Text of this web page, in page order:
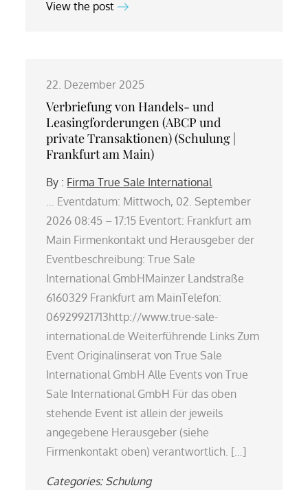
View the post
22. Dezember 2025
Verbriefung von Handels- und
Leasingforderungen (ABCP und
private Transaktionen) (Schulung |
Frankfurt am Main)
By : Firma True Sale International
… Eventdatum: Mittwoch, 02. September
2026 08:45 – 17:15 Eventort: Frankfurt am
Main Firmenkontakt und Herausgeber der
Eventbeschreibung: True Sale
International GmbHMainzer Landstraße
6160329 Frankfurt am MainTelefon:
06929921713http://www.true-sale-
international.de Weiterführende Links Zum
Event Originalinserat von True Sale
International GmbH Alle Events von True
Sale International GmbH Für das oben
stehende Event ist allein der jeweils
angegebene Herausgeber (siehe
Firmenkontakt oben) verantwortlich. […]
Categories: Schulung